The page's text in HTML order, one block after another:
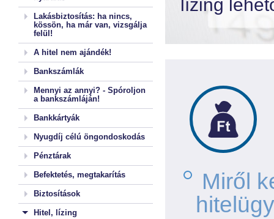
Lakásbiztosítás: ha nincs,
kössön, ha már van, vizsgálja
felül!
A hitel nem ajándék!
Bankszámlák
Mennyi az annyi? - Spóroljon
a bankszámláján!
Bankkártyák
Nyugdíj célú öngondoskodás
Pénztárak
Befektetés, megtakarítás
Biztosítások
Hitel, lízing
lízing
Miről